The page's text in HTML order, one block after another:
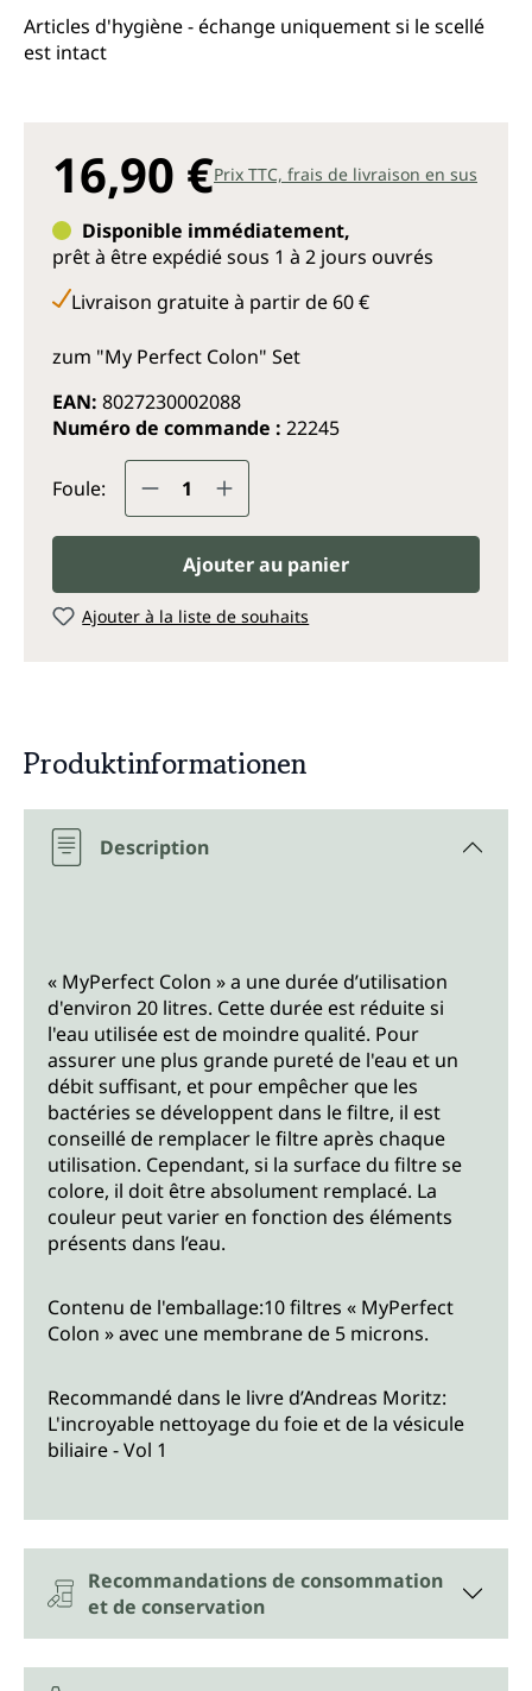
Articles d'hygiène - échange uniquement si le scellé
est intact
16,90 €Prix TTC, frais de livraison en sus
Disponible immédiatement,
prêt à être expédié sous 1 à 2 jours ouvrés
Livraison gratuite à partir de 60 €
zum "My Perfect Colon" Set
EAN: 8027230002088
Numéro de commande : 22245
Foule: Quantité de produit : Entrez la
Ajouter au panier
Ajouter à la liste de souhaits
Produktinformationen
Description
« MyPerfect Colon » a une durée d’utilisation
d'environ 20 litres. Cette durée est réduite si
l'eau utilisée est de moindre qualité. Pour
assurer une plus grande pureté de l'eau et un
débit suffisant, et pour empêcher que les
bactéries se développent dans le filtre, il est
conseillé de remplacer le filtre après chaque
utilisation. Cependant, si la surface du filtre se
colore, il doit être absolument remplacé. La
couleur peut varier en fonction des éléments
présents dans l’eau.
Contenu de l'emballage:10 filtres « MyPerfect
Colon » avec une membrane de 5 microns.
Recommandé dans le livre d’Andreas Moritz:
L'incroyable nettoyage du foie et de la vésicule
biliaire - Vol 1
Recommandations de consommation
et de conservation